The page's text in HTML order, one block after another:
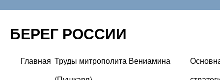
БЕРЕГ РОССИИ
Перейти
Главная Труды митрополита Вениамина